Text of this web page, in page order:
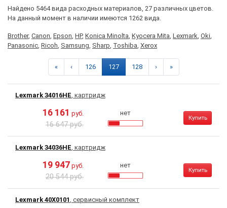
Найдено 5464 вида расходных материалов, 27 различных цветов.
На данный момент в наличии имеются 1262 вида.
Brother, Canon, Epson, HP, Konica Minolta, Kyocera Mita, Lexmark, Oki,
Panasonic, Ricoh, Samsung, Sharp, Toshiba, Xerox
« ‹ 126 127 128 › »
Lexmark 34016HE, картридж
16 161 руб.
16 647 руб.
нет
Купить
Lexmark 34036HE, картридж
19 947 руб.
20 544 руб.
нет
Купить
Lexmark 40X0101, сервисный комплект